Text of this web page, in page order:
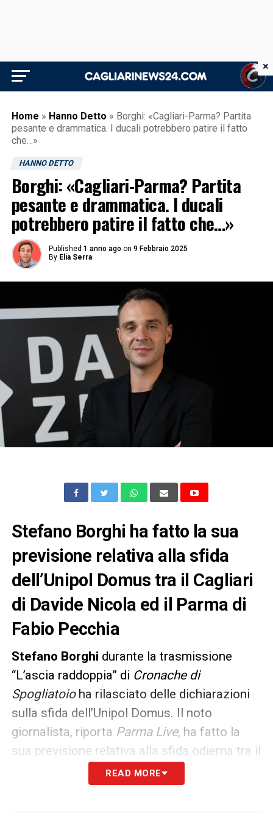
Home » Hanno Detto » Borghi: «Cagliari-Parma? Partita
pesante e drammatica. I ducali potrebbero patire il fatto
che…»
HANNO DETTO
Borghi: «Cagliari-Parma? Partita
pesante e drammatica. I ducali
potrebbero patire il fatto che…»
Published 1 anno ago on 9 Febbraio 2025
By Elia Serra
Stefano Borghi ha fatto la sua
previsione relativa alla sfida
dell’Unipol Domus tra il Cagliari
di Davide Nicola ed il Parma di
Fabio Pecchia
Stefano Borghi durante la trasmissione
“L’ascia raddoppia” di Cronache di
Spogliatoioha rilasciato delle dichiarazioni
sulla sfida dell’Unipol Domus. Il noto
giornalista, riporta Parma Live, ha fatto la
sua previsione relativa alla sfida odierna tra il
di Davide Nicola ed il
Pecchia. Le sue parole:
READ MORE
×